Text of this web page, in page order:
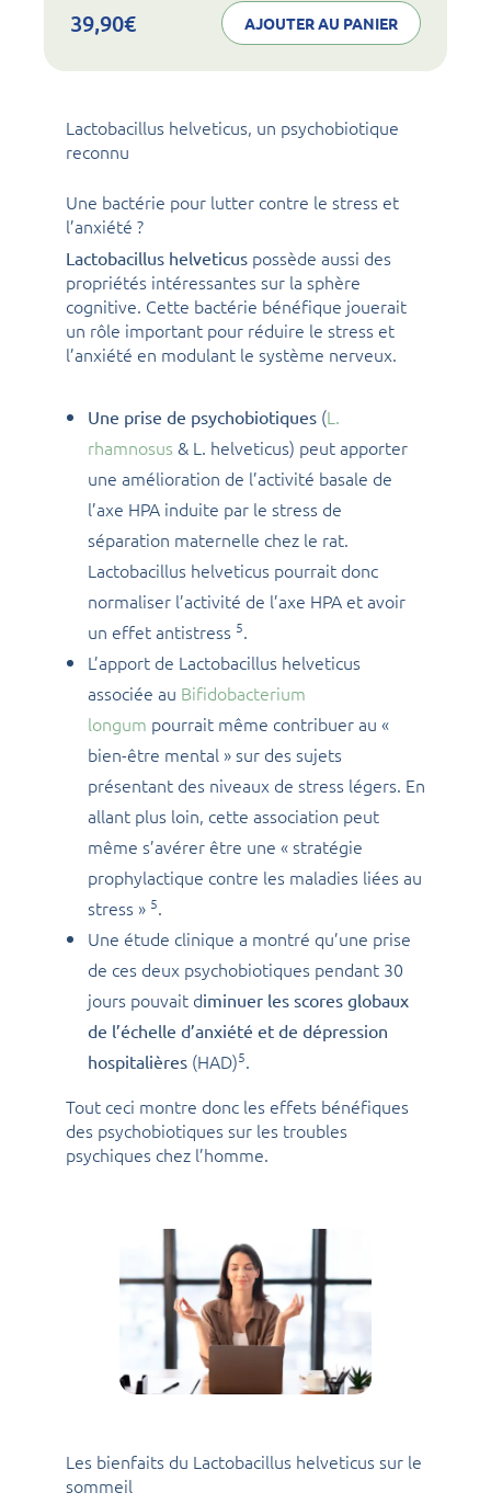
39,90€ AJOUTER AU PANIER
Lactobacillus helveticus, un psychobiotique
reconnu
Une bactérie pour lutter contre le stress et
l’anxiété ?
Lactobacillus helveticus possède aussi des
propriétés intéressantes sur la sphère
cognitive. Cette bactérie bénéfique jouerait
un rôle important pour réduire le stress et
l’anxiété en modulant le système nerveux.
Une prise de psychobiotiques (L.
rhamnosus & L. helveticus) peut apporter
une amélioration de l’activité basale de
l’axe HPA induite par le stress de
séparation maternelle chez le rat.
Lactobacillus helveticus pourrait donc
normaliser l’activité de l’axe HPA et avoir
un effet antistress 5.
L’apport de Lactobacillus helveticus
associée au Bifidobacterium
longum pourrait même contribuer au «
bien-être mental » sur des sujets
présentant des niveaux de stress légers. En
allant plus loin, cette association peut
même s’avérer être une « stratégie
prophylactique contre les maladies liées au
stress » 5.
Une étude clinique a montré qu’une prise
de ces deux psychobiotiques pendant 30
jours pouvait diminuer les scores globaux
de l’échelle d’anxiété et de dépression
hospitalières (HAD)5.
Tout ceci montre donc les effets bénéfiques
des psychobiotiques sur les troubles
psychiques chez l’homme.
Les bienfaits du Lactobacillus helveticus sur le
sommeil